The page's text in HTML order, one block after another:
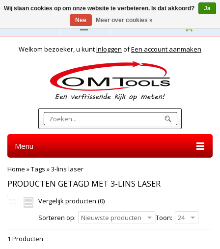
Nederlands
Welkom bezoeker, u kuntInloggen ofEen account aanmaken
Menu
Home »Tags »3-lins laser
PRODUCTEN GETAGD MET 3-LINS LASER
Vergelijk producten (0)
Sorteren op:
Nieuwste producten Toon: 24
1 Producten
Wij slaan cookies op om onze website te verbeteren. Is dat akkoord?
Ja
Nee
Meer over cookies »